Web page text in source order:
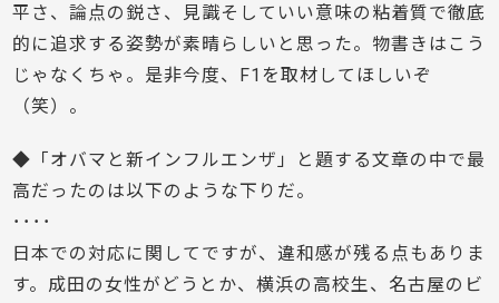
平さ、論点の鋭さ、見識そしていい意味の粘着質で徹底
的に追求する姿勢が素晴らしいと思った。物書きはこう
じゃなくちゃ。是非今度、F1を取材してほしいぞ
（笑）。
◆「オバマと新インフルエンザ」と題する文章の中で最
高だったのは以下のような下りだ。
････
日本での対応に関してですが、違和感が残る点もありま
す。成田の女性がどうとか、横浜の高校生、名古屋のビ